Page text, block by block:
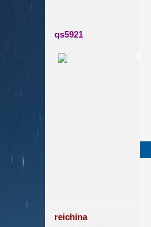
qs5921
reichina